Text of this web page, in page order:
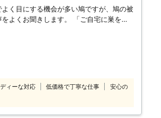
ることが可能です。どうぞよろしくお願
く目にする機会が多い鳩ですが、鳩の被
よくお聞きします。 「ご自宅に巣を作
ベランダや駐車場に大量の鳩の糞が…」
けど、また戻ってきた」など。 このよ
客様もいるかと思います。 鳩110番に加
害に合わせて適切な方法をお客様にご提
【鳩駆除の法律につい
、鳥獣保護法に違反してしまうことが
ジバトは狩猟期間内であれば1日10羽ま
る行為や、過度な威嚇によって鳩の生命
ィーな対応 低価格で丁寧な仕事
安心の